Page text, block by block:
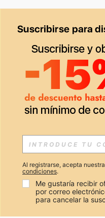
de nuevo.
EN
PARA RECIBIR OFERTAS
Al registrarse, acepta nuestra
condiciones.
Me gustaría recibir
por correo
para cancelar la